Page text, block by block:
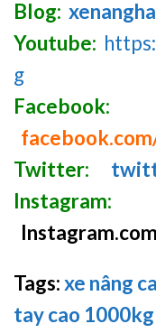
Blog:
Youtube:
g
Facebook:
Twitter:
Instagram:
Tags:xe nâng
tay cao